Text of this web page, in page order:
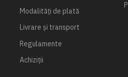
Modalități de plată
Livrare și transport
Regulamente
Achiziții